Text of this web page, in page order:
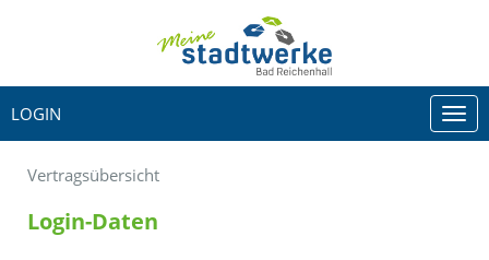
LOGIN
Vertragsübersicht
Login-Daten